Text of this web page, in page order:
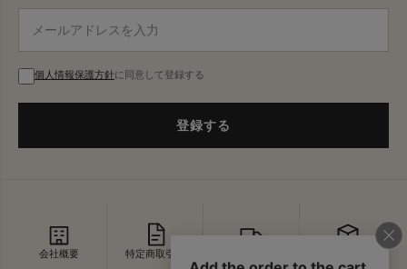
個人情報保護方針に同意して登録する
登録する
会社概要 特定商取引法